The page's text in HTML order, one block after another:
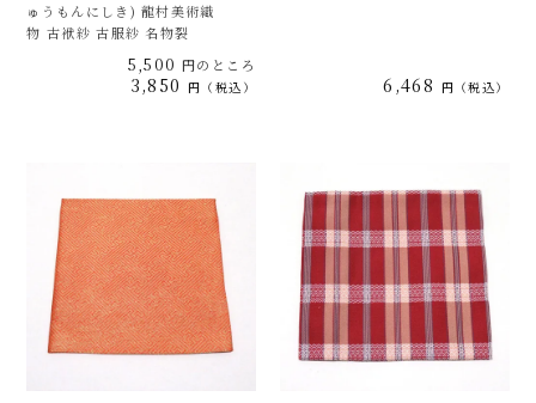
ゅうもんにしき) 龍村美術織
物 古袱紗 古服紗 名物裂
5,500 円のところ
3,850 税込 6,468 税込